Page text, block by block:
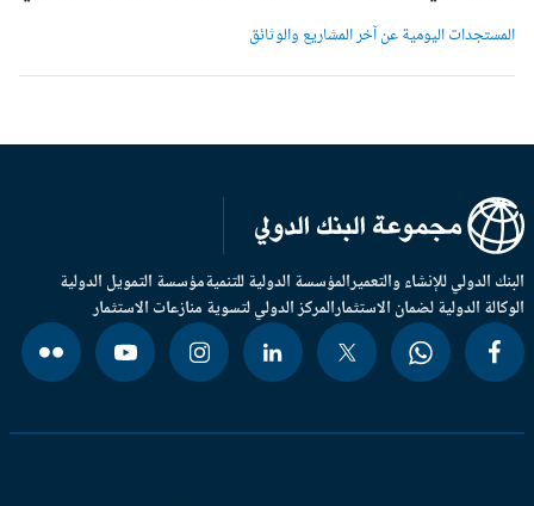
المستجدات اليومية عن آخر المشاريع والوثائق
الدولي للإنشاء والتعميرالمؤسسة الدولية للتنميةمؤسسة التمويل الدولية
الدولية لضمان الاستثمارالمركز الدولي لتسوية منازعات الاستثمار